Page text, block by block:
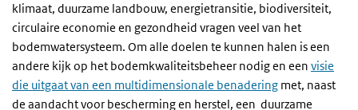
klimaat, duurzame landbouw, energietransitie, biodiversiteit,
circulaire economie en gezondheid vragen veel van het
bodemwatersysteem. Om alle doelen te kunnen halen is een
andere kijk op het bodemkwaliteitsbeheer nodig en een visie
die uitgaat van een multidimensionale benadering met, naast
de aandacht voor bescherming en herstel, een duurzame